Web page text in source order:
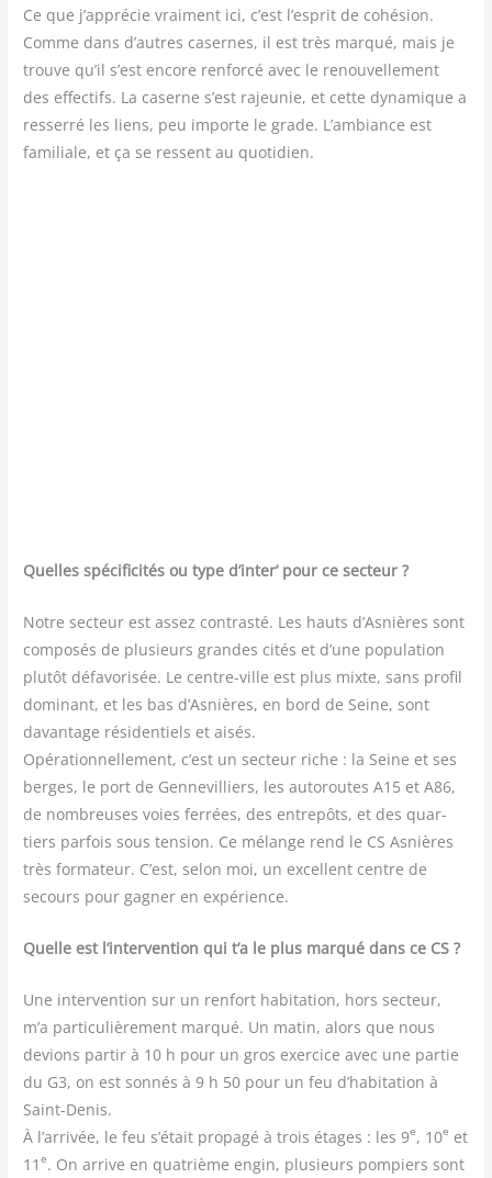
Ce que j’apprécie vrai­ment ici, c’est l’esprit de cohé­sion.
Comme dans d’autres casernes, il est très mar­qué, mais je
trouve qu’il s’est encore ren­for­cé avec le renou­vel­le­ment
des effec­tifs. La caserne s’est rajeu­nie, et cette dyna­mique a
res­ser­ré les liens, peu importe le grade. L’ambiance est
fami­liale, et ça se res­sent au quotidien.
Quelles spé­ci­fi­ci­tés ou type d’inter’ pour ce secteur ?
Notre sec­teur est assez contras­té. Les hauts d’Asnières sont
com­po­sés de plu­sieurs grandes cités et d’une popu­la­tion
plu­tôt défa­vo­ri­sée. Le centre-ville est plus mixte, sans pro­fil
domi­nant, et les bas d’Asnières, en bord de Seine, sont
davan­tage rési­den­tiels et aisés.
Opé­ra­tion­nel­le­ment, c’est un sec­teur riche : la Seine et ses
berges, le port de Gen­ne­vil­liers, les auto­routes A15 et A86,
de nom­breuses voies fer­rées, des entre­pôts, et des quar­
tiers par­fois sous ten­sion. Ce mélange rend le CS Asnières
très for­ma­teur. C’est, selon moi, un excellent centre de
secours pour gagner en expérience.
Quelle est l’intervention qui t’a le plus mar­qué dans ce CS ?
Une inter­ven­tion sur un ren­fort habi­ta­tion, hors sec­teur,
m’a par­ti­cu­liè­re­ment mar­qué. Un matin, alors que nous
devions par­tir à 10 h pour un gros exer­cice avec une par­tie
du G3, on est son­nés à 9 h 50 pour un feu d’habitation à
Saint-Denis.
À l’arrivée, le feu s’était pro­pa­gé à trois étages : les 9e, 10e et
11e. On arrive en qua­trième engin, plu­sieurs pom­piers sont